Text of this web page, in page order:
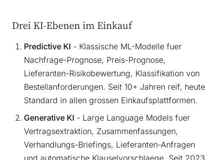
Drei KI-Ebenen im Einkauf
Predictive KI - Klassische ML-Modelle fuer
Nachfrage-Prognose, Preis-Prognose,
Lieferanten-Risikobewertung, Klassifikation von
Bestellanforderungen. Seit 10+ Jahren reif, heute
Standard in allen grossen Einkaufsplattformen.
Generative KI - Large Language Models fuer
Vertragsextraktion, Zusammenfassungen,
Verhandlungs-Briefings, Lieferanten-Anfragen